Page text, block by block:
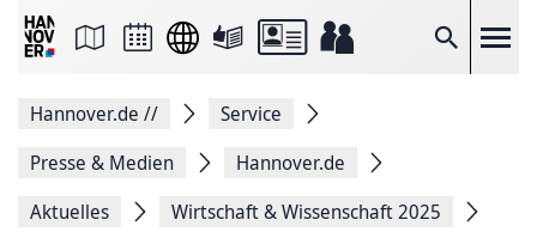
Suche
Seite
Facebook
teilen
Seitenlink
Hannover.de //
Service
Presse & Medien
Hannover.de
Aktuelles
Wirtschaft & Wissenschaft 2025